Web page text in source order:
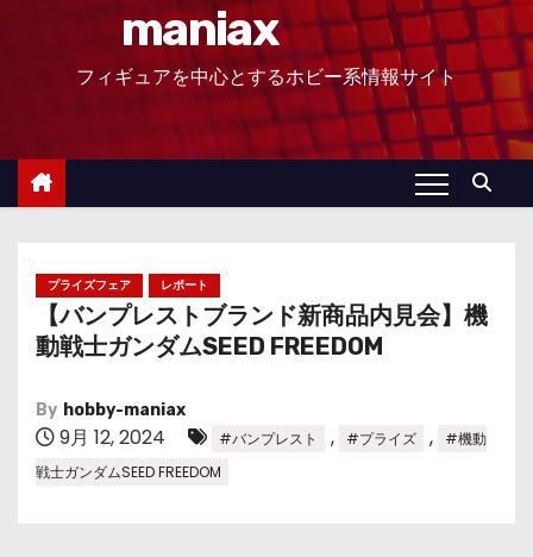
maniax
フィギュアを中心とするホビー系情報サイト
プライズフェア レポート
【バンプレストブランド新商品内見会】機
動戦士ガンダムSEED FREEDOM
By hobby-maniax
9月 12, 2024 #バンプレスト , #プライズ ,
#機動
戦士ガンダムSEED FREEDOM